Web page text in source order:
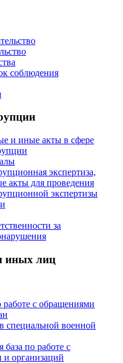
соблюдения
и иные акты в сфере
экспертиза,
акты для проведения
экспертизы
за
иных лиц
с обращениями
специальной военной
по работе с
организаций